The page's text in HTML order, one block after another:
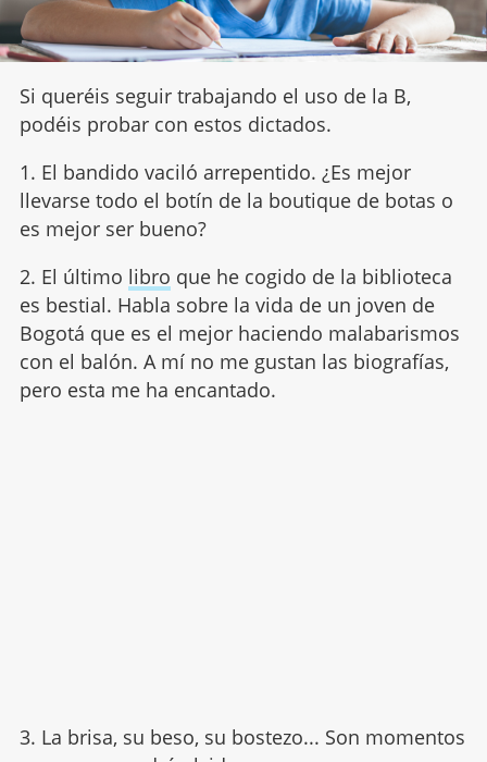
Si queréis seguir trabajando el uso de la B,
podéis probar con estos dictados.
1. El bandido vaciló arrepentido. ¿Es mejor
llevarse todo el botín de la boutique de botas o
es mejor ser bueno?
2. El último libro que he cogido de la biblioteca
es bestial. Habla sobre la vida de un joven de
Bogotá que es el mejor haciendo malabarismos
con el balón. A mí no me gustan las biografías,
pero esta me ha encantado.
3. La brisa, su beso, su bostezo... Son momentos